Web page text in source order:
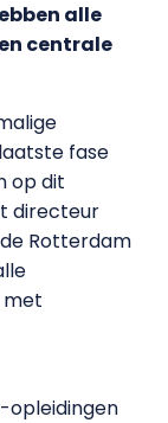
alle
centrale
fase
op dit
directeur
Rotterdam
met
opleidingen